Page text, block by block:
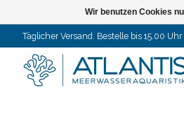
Täglicher Versand. Bestelle bis 15.00 Uhr
Wir benutzen Cookies